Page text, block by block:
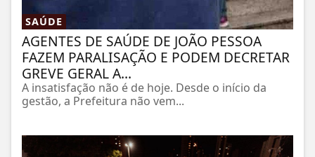
SAÚDE
AGENTES DE SAÚDE DE JOÃO PESSOA
FAZEM PARALISAÇÃO E PODEM DECRETAR
GREVE GERAL A...
A insatisfação não é de hoje. Desde o início da
gestão, a Prefeitura não vem...